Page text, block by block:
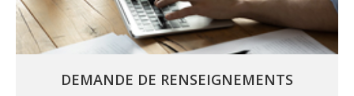
DEMANDE DE RENSEIGNEMENTS